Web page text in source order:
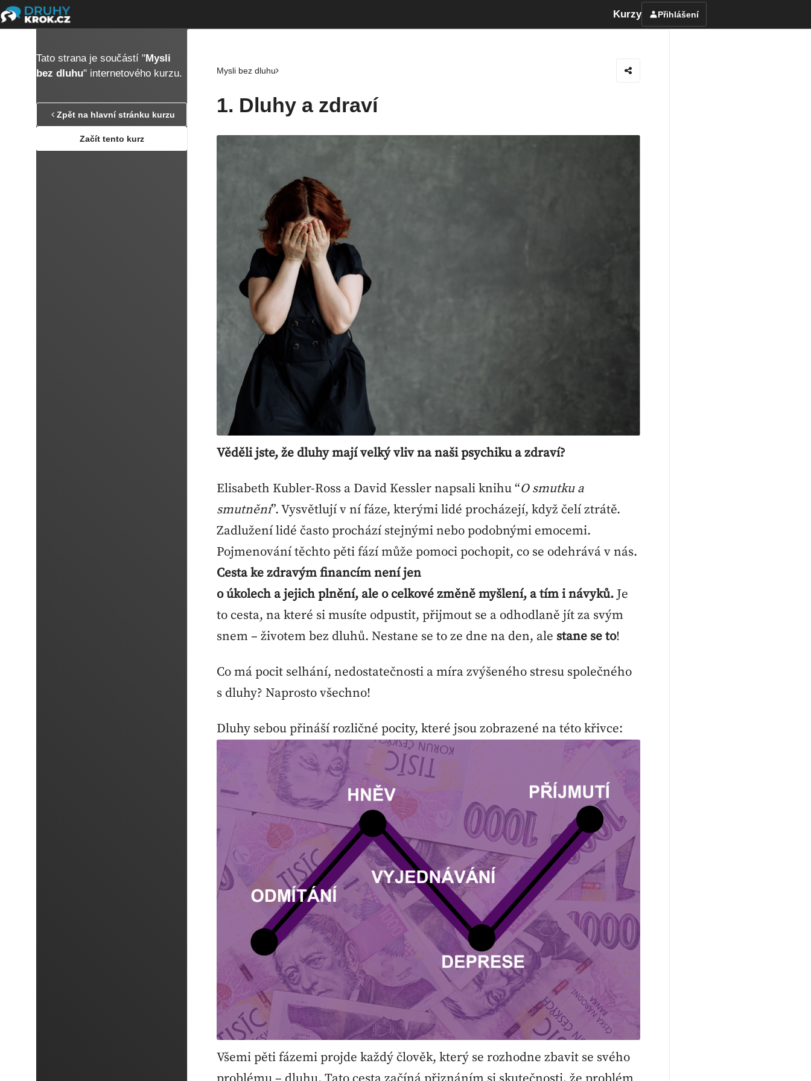
Kurzy Přihlášení
Tato strana je součástí "Mysli
bez dluhu" internetového kurzu.
Zpět na hlavní stránku kurzu
Začít tento kurz
Mysli bez dluhu
1. Dluhy a zdraví
Věděli jste, že dluhy mají velký vliv na naši psychiku a zdraví?
Elisabeth Kubler-Ross a David Kessler napsali knihu “O smutku a
smutnění”. Vysvětlují v ní fáze, kterými lidé procházejí, když čelí ztrátě.
Zadlužení lidé často prochází stejnými nebo podobnými emocemi.
Pojmenování těchto pěti fází může pomoci pochopit, co se odehrává v nás.
Cesta ke zdravým financím není jen
o úkolech a jejich plnění, ale o celkové změně myšlení, a tím i návyků. Je
to cesta, na které si musíte odpustit, přijmout se a odhodlaně jít za svým
snem – životem bez dluhů. Nestane se to ze dne na den, ale stane se to!
Co má pocit selhání, nedostatečnosti a míra zvýšeného stresu společného
s dluhy? Naprosto všechno!
Dluhy sebou přináší rozličné pocity, které jsou zobrazené na této křivce:
Všemi pěti fázemi projde každý člověk, který se rozhodne zbavit se svého